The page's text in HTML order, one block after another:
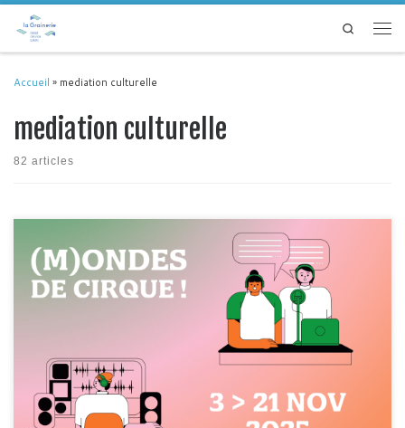
Passer au contenu
Search
Accueil » mediation culturelle
mediation culturelle
82 articles
Vous avez entre 18 et 30 ans, et êtes en recherche d’emploi, de formation,
d’expérience favorisant l’insertion professionnelle? N’hésitez pas à
rejoindre Radio Caravane / (m)ondes de cirque, une initiative gratuite à la
croisée de l’éducation aux médias, de la médiation culturelle et de la
communication menée depuis plus de 10 […]